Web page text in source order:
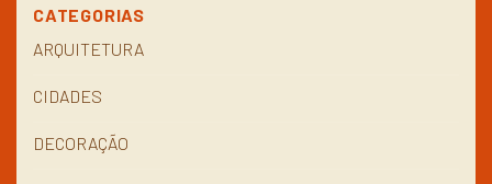
CATEGORIAS
ARQUITETURA
CIDADES
DECORAÇÃO